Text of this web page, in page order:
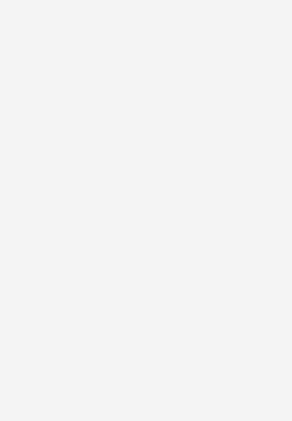
Aus­bau: KI im